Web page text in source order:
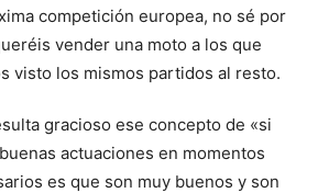
competición europea, no sé por
vender una moto a los que
visto los mismos partidos al resto.
gracioso ese concepto de «si
actuaciones en momentos
es que son muy buenos y son